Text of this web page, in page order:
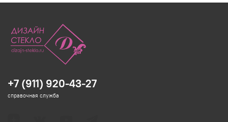
+7 (911) 920-43-27
справочная служба